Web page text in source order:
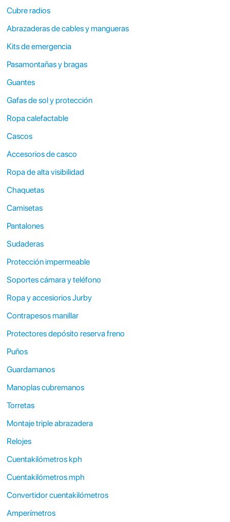
Cubre radios
Abrazaderas de cables y mangueras
Kits de emergencia
Pasamontañas y bragas
Guantes
Gafas de sol y protección
Ropa calefactable
Cascos
Accesorios de casco
Ropa de alta visibilidad
Chaquetas
Camisetas
Pantalones
Sudaderas
Protección impermeable
Soportes cámara y teléfono
Ropa y accesiorios Jurby
Contrapesos manillar
Protectores depósito reserva freno
Puños
Guardamanos
Manoplas cubremanos
Torretas
Montaje triple abrazadera
Relojes
Cuentakilómetros kph
Cuentakilómetros mph
Convertidor cuentakilómetros
Amperímetros